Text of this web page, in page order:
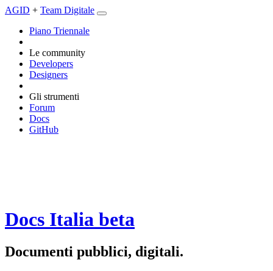
AGID + Team Digitale
Piano Triennale
Le community
Developers
Designers
Gli strumenti
Forum
Docs
GitHub
Docs Italia beta
Documenti pubblici, digitali.